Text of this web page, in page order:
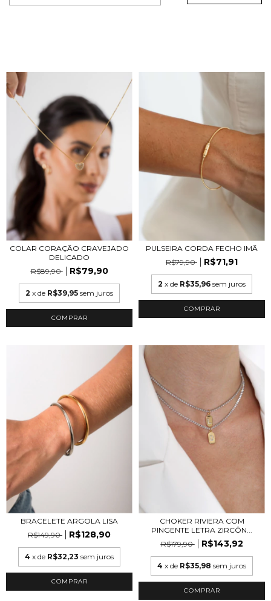
COLAR CORAÇÃO CRAVEJADO
DELICADO
R$89,90
R$79,90
2 x de R$39,95 sem juros
COMPRAR
PULSEIRA CORDA FECHO IMÃ
R$79,90
R$71,91
2 x de R$35,96 sem juros
COMPRAR
BRACELETE ARGOLA LISA
R$149,90
R$128,90
4 x de R$32,23 sem juros
COMPRAR
CHOKER RIVIERA COM
PINGENTE LETRA ZIRCÔN...
R$179,90
R$143,92
4 x de R$35,98 sem juros
COMPRAR